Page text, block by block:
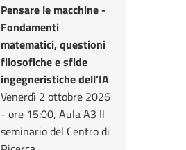
Pensare le macchine -
Fondamenti
matematici, questioni
filosofiche e sfide
ingegneristiche dell’IA
Venerdì 2 ottobre 2026
- ore 15:00, Aula A3 Il
seminario del Centro di